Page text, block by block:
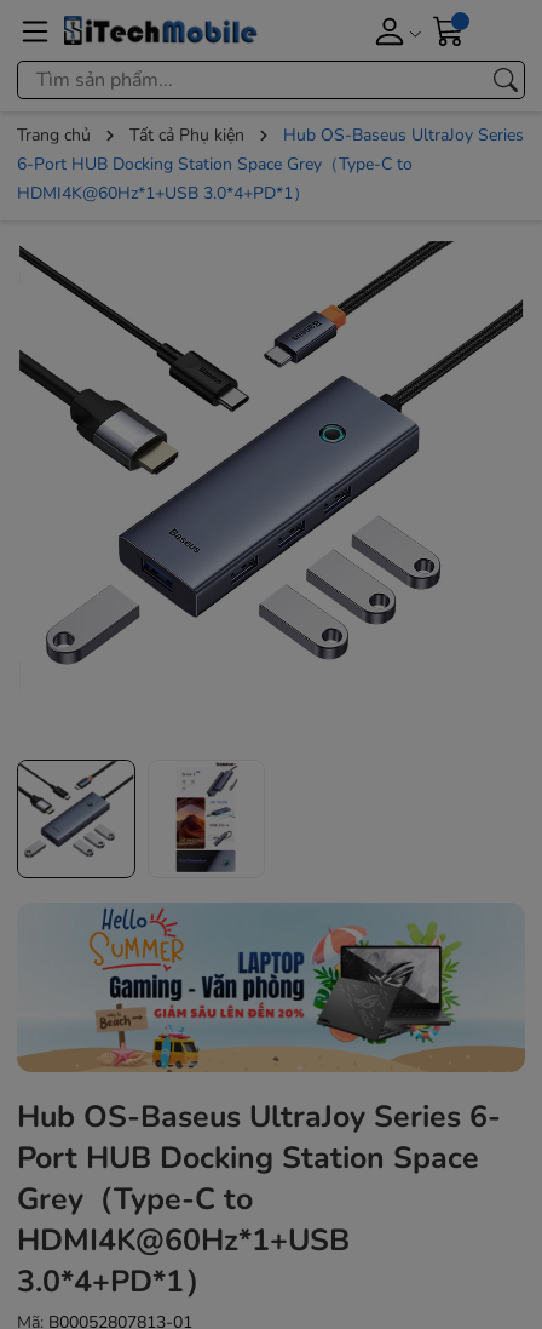
Trang chủ Tất cả Phụ kiện
Hub OS-Baseus UltraJoy Series
6-Port HUB Docking Station Space Grey（Type-C to
HDMI4K@60Hz*1+USB 3.0*4+PD*1）
Hub OS-Baseus UltraJoy Series 6-
Port HUB Docking Station Space
Grey（Type-C to
HDMI4K@60Hz*1+USB
3.0*4+PD*1）
Mã: B00052807813-01